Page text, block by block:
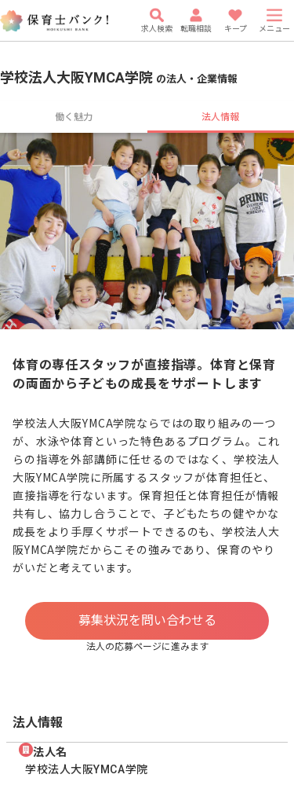
求人検索 転職相談 キープ メニュー
学校法人大阪YMCA学院 の法人・企業情報
働く魅力 法人情報
体育の専任スタッフが直接指導。体育と保育
の両面から子どもの成長をサポートします
学校法人大阪YMCA学院ならではの取り組みの一つ
が、水泳や体育といった特色あるプログラム。これ
らの指導を外部講師に任せるのではなく、学校法人
大阪YMCA学院に所属するスタッフが体育担任と、
直接指導を行ないます。保育担任と体育担任が情報
共有し、協力し合うことで、子どもたちの健やかな
成長をより手厚くサポートできるのも、学校法人大
阪YMCA学院だからこその強みであり、保育のやり
がいだと考えています。
募集状況を問い合わせる
法人の応募ページに進みます
法人情報
法人名
学校法人大阪YMCA学院